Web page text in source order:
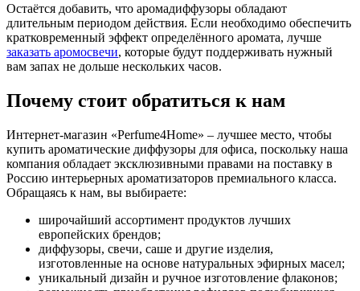
Остаётся добавить, что аромадиффузоры обладают
длительным периодом действия. Если необходимо обеспечить
кратковременный эффект определённого аромата, лучше
заказать аромосвечи, которые будут поддерживать нужный
вам запах не дольше нескольких часов.
Почему стоит обратиться к нам
Интернет-магазин «Perfume4Home» – лучшее место, чтобы
купить ароматические диффузоры для офиса, поскольку наша
компания обладает эксклюзивными правами на поставку в
Россию интерьерных ароматизаторов премиального класса.
Обращаясь к нам, вы выбираете:
широчайший ассортимент продуктов лучших
европейских брендов;
диффузоры, свечи, саше и другие изделия,
изготовленные на основе натуральных эфирных масел;
уникальный дизайн и ручное изготовление флаконов;